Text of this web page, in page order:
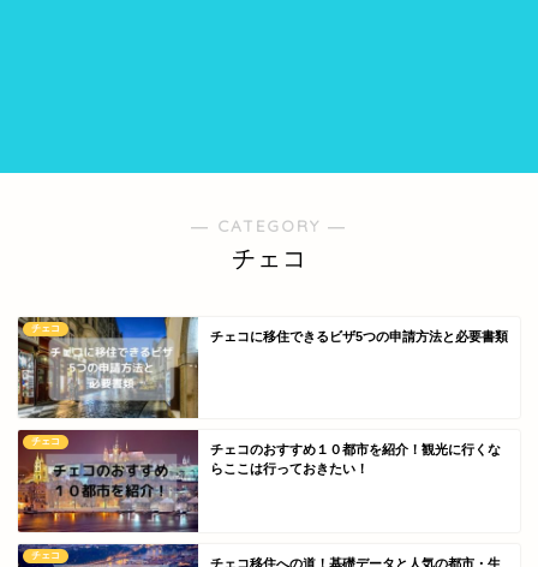
― CATEGORY ―
チェコ
チェコ
チェコに移住できるビザ5つの申請方法と必要書類
チェコ
チェコのおすすめ１０都市を紹介！観光に行くな
らここは行っておきたい！
チェコ
チェコ移住への道！基礎データと人気の都市・生